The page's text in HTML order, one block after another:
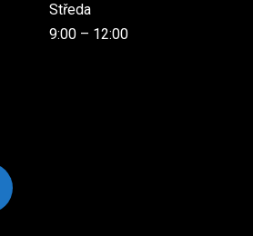
Středa
9:00 – 12:00